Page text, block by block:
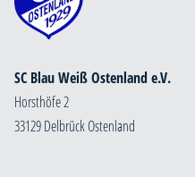
SC Blau Weiß Ostenland e.V.
Horsthöfe 2
33129 Delbrück Ostenland